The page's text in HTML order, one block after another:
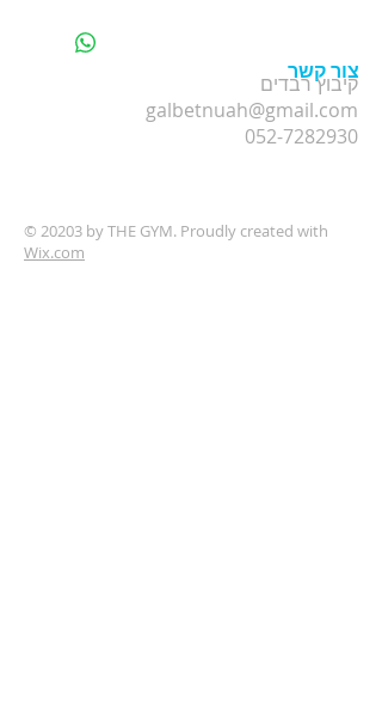
ומנסים להפיל אחד את השני
צור קשר
קיבוץ רבדים
galbetnuah@gmail.com
052-7282930
© 20203 by THE GYM. Proudly created with
Wix.com